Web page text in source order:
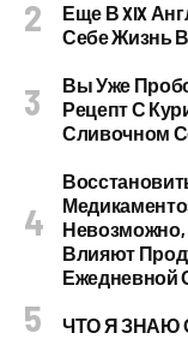
Еще В XIX
Себе Жизнь
Вы Уже
Рецепт С
Сливочном
Невозможно,
Влияют
Ежедневной
ЧТО Я ЗНАЮ